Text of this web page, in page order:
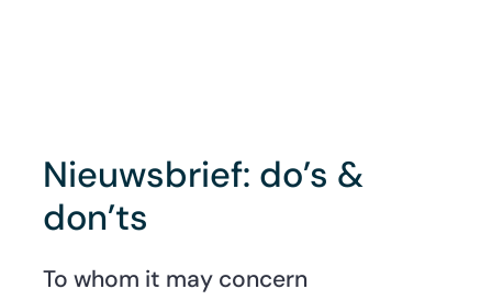
Nieuwsbrief: do’s &
don’ts
To whom it may concern